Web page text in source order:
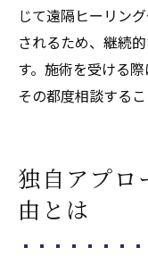
じて遠隔ヒーリン
されるため、継続
す。施術を受ける
その都度相談する
独自アプロ
由とは